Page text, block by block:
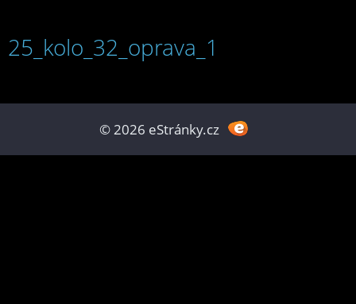
25_kolo_32_oprava_1
© 2026 eStránky.cz